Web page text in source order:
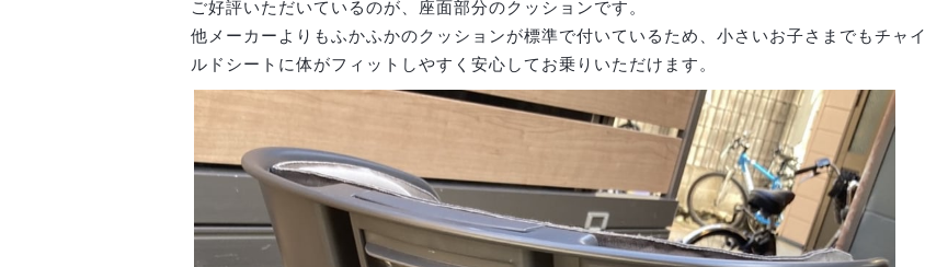
ご好評いただいているのが、座面部分のクッションです。
他メーカーよりもふかふかのクッションが標準で付いているため、小さいお子さまでもチャイ
ルドシートに体がフィットしやすく安心してお乗りいただけます。